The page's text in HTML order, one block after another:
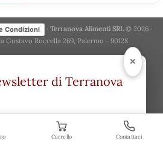
Condizioni · Terranova Alimenti SRL© 2026 ·
Gustavo Roccella 269, Palermo - 90128
×
di Terranova
e consigli
casella. Niente spam.
Carrello Contattaci